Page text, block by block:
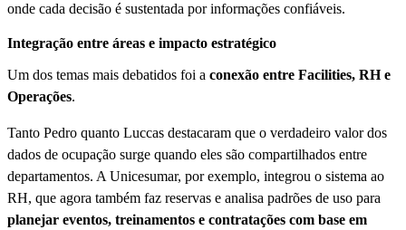
onde cada decisão é sustentada por informações confiáveis.
Integração entre áreas e impacto estratégico
Um dos temas mais debatidos foi a conexão entre Facilities, RH e
Operações.
Tanto Pedro quanto Luccas destacaram que o verdadeiro valor dos
dados de ocupação surge quando eles são compartilhados entre
departamentos. A Unicesumar, por exemplo, integrou o sistema ao
RH, que agora também faz reservas e analisa padrões de uso para
planejar eventos, treinamentos e contratações com base em